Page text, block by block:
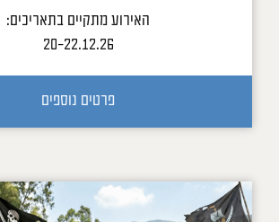
האירוע מתקיים בתאריכים:
20-22.12.26
פרטים נוספים